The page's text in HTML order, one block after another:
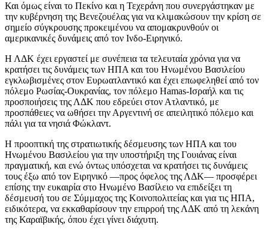
Και όμως είναι το Πεκίνο και η Τεχεράνη που συνεργάστηκαν με
την κυβέρνηση της Βενεζουέλας για να κλιμακώσουν την κρίση σε
σημείο σύγκρουσης προκειμένου να απομακρυνθούν οι
αμερικανικές δυνάμεις από τον Ινδο-Ειρηνικό.
Η ΛΔΚ έχει εργαστεί με συνέπεια τα τελευταία χρόνια για να
κρατήσει τις δυνάμεις των ΗΠΑ και του Ηνωμένου Βασιλείου
εγκλωβισμένες στον Ευρωατλαντικό και έχει επωφεληθεί από τον
πόλεμο Ρωσίας-Ουκρανίας, τον πόλεμο Hamas-Ισραήλ και τις
προσποιήσεις της ΛΔΚ που εδρεύει στον Ατλαντικό, με
προσπάθειες να ωθήσει την Αργεντινή σε απειλητικό πόλεμο και
πάλι για τα νησιά Φώκλαντ.
Η προοπτική της στρατιωτικής δέσμευσης των ΗΠΑ και του
Ηνωμένου Βασιλείου για την υποστήριξη της Γουιάνας είναι
πραγματική, και ενώ όντως υπόσχεται να κρατήσει τις δυνάμεις
τους έξω από τον Ειρηνικό —προς όφελος της ΛΔΚ— προσφέρει
επίσης την ευκαιρία στο Ηνωμένο Βασίλειο να επιδείξει τη
δέσμευσή του σε Σύμμαχος της Κοινοπολιτείας και για τις ΗΠΑ,
ειδικότερα, να εκκαθαρίσουν την επιρροή της ΛΔΚ από τη λεκάνη
της Καραϊβικής, όπου έχει γίνει διάχυτη.